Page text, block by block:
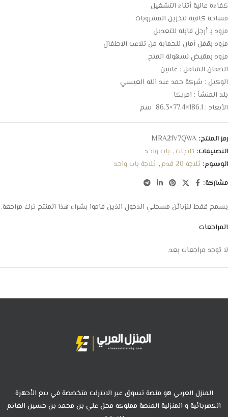
كفاءة عالية أثناء التشغيل
مساحة كافية لتخزين المشروبات
مزود بـ أرجل قابلة للتعديل
مزود بقفل أمان للحماية من تلاعب الاطفال
مزود بمقبض لسهولة الفتح
الضمان الشامل : عامين
الوكيل : شركة حمد عبد الله العيسي
بلد المنشأ : امريكا
الأبعاد : 186.1×77.4×86.3 سم
رمز المنتج: MRA21V7QWA
التصنيفات: ثلاجات, باب واحد
الوسوم: ثلاجة 20 قدم , ثلاجة باب واحد
مشاركة:
المراجعات
لا توجد مراجعات بعد.
يسمح فقط للزبائن مسجلي الدخول الذين قاموا بشراء هذا المنتج ترك مراجعة.
المنزل العربي هو منصة تسوق عبر الانترنت متخصصة في بيع الأجهزة
الكهربائية و المنزلية المنصة مملوكه محل علي بن محمد بن حسين الغانم